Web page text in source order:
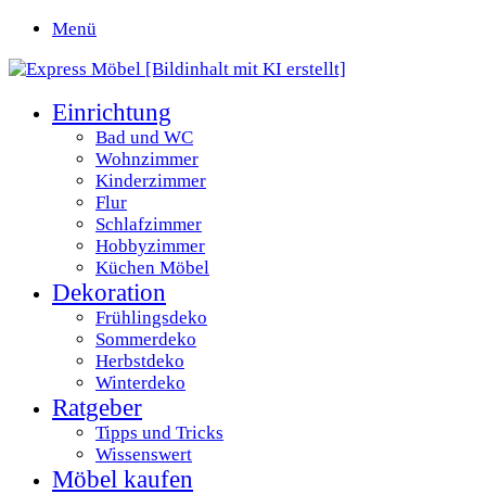
Menü
Einrichtung
Bad und WC
Wohnzimmer
Kinderzimmer
Flur
Schlafzimmer
Hobbyzimmer
Küchen Möbel
Dekoration
Frühlingsdeko
Sommerdeko
Herbstdeko
Winterdeko
Ratgeber
Tipps und Tricks
Wissenswert
Möbel kaufen